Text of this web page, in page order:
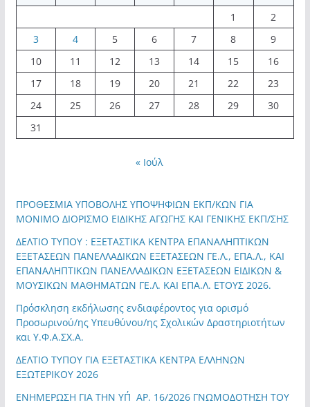
1
2
3
4 5 6 7 8
9
10
11 12 13 14 15
16
17
18 19 20 21 22
23
24
25 26 27 28 29
30
31
« Ιούλ
ΠΡΟΘΕΣΜΙΑ ΥΠΟΒΟΛΗΣ ΥΠΟΨΗΦΙΩΝ ΕΚΠ/ΚΩΝ ΓΙΑ
ΜΟΝΙΜΟ ΔΙΟΡΙΣΜΟ ΕΙΔΙΚΗΣ ΑΓΩΓΗΣ ΚΑΙ ΓΕΝΙΚΗΣ ΕΚΠ/ΣΗΣ
ΔΕΛΤΙΟ ΤΥΠΟΥ : ΕΞΕΤΑΣΤΙΚΑ ΚΕΝΤΡΑ ΕΠΑΝΑΛΗΠΤΙΚΩΝ
ΕΞΕΤΑΣΕΩΝ ΠΑΝΕΛΛΑΔΙΚΩΝ ΕΞΕΤΑΣΕΩΝ ΓΕ.Λ., ΕΠΑ.Λ., ΚΑΙ
ΕΠΑΝΑΛΗΠΤΙΚΩΝ ΠΑΝΕΛΛΑΔΙΚΩΝ ΕΞΕΤΑΣΕΩΝ ΕΙΔΙΚΩΝ &
ΜΟΥΣΙΚΩΝ ΜΑΘΗΜΑΤΩΝ ΓΕ.Λ. ΚΑΙ ΕΠΑ.Λ. ΕΤΟΥΣ 2026.
Πρόσκληση εκδήλωσης ενδιαφέροντος για ορισμό
Προσωρινού/ης Υπευθύνου/ης Σχολικών Δραστηριοτήτων
και Υ.Φ.Α.ΣΧ.Α.
ΔΕΛΤΙΟ ΤΥΠΟΥ ΓΙΑ ΕΞΕΤΑΣΤΙΚΑ ΚΕΝΤΡΑ ΕΛΛΗΝΩΝ
ΕΞΩΤΕΡΙΚΟΥ 2026
ΕΝΗΜΕΡΩΣΗ ΓΙΑ ΤΗΝ ΥΠ΄ΑΡ. 16/2026 ΓΝΩΜΟΔΟΤΗΣΗ ΤΟΥ